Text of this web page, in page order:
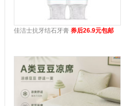
佳洁士抗牙结石牙膏 券后26.9元包邮